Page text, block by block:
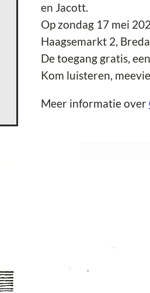
en Jacott.
Op zondag 17 mei
Haagsemarkt 2,
De toegang gratis,
Kom luisteren,
Meer informatie over